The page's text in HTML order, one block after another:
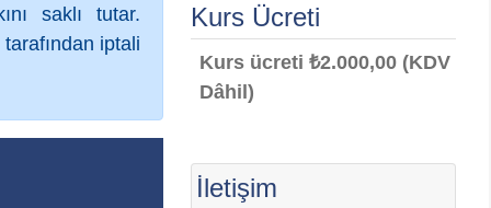
saklı tutar.
iptali
Kurs Ücreti
Kurs ücreti ₺2.000,00 (KDV
Dâhil)
İletişim